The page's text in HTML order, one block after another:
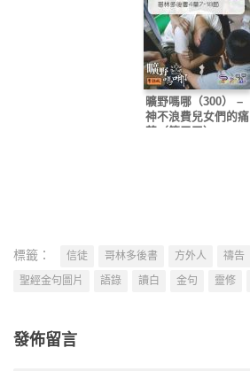
曠野嗎哪（300） –
神不浪費兒女們的痛
苦（第三天）
標籤： 信徒 哥林多後書 方外人 禱告
聖經金句圖片
語錄 讀白 金句 靈修
發佈留言